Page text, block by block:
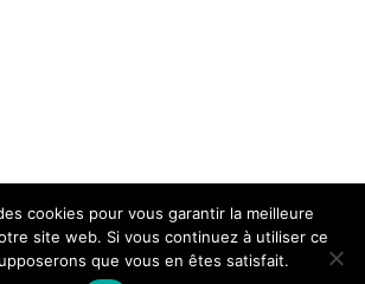
cookies pour vous garantir la meilleure
site web. Si vous continuez à utiliser ce
que vous en êtes satisfait.